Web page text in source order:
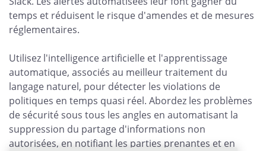
temps et réduisent le risque d'amendes et de mesures
réglementaires.
Utilisez l'intelligence artificielle et l'apprentissage
automatique, associés au meilleur traitement du
langage naturel, pour détecter les violations de
politiques en temps quasi réel. Abordez les problèmes
de sécurité sous tous les angles en automatisant la
suppression du partage d'informations non
autorisées, en notifiant les parties prenantes et en